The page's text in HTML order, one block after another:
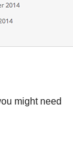
might need